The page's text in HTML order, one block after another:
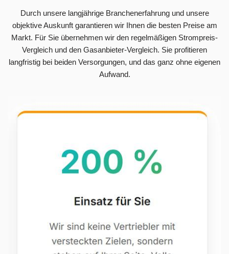
Durch unsere langjährige Branchenerfahrung und unsere
objektive Auskunft garantieren wir Ihnen die besten Preise am
Markt. Für Sie übernehmen wir den regelmäßigen Strompreis-
Vergleich und den Gasanbieter-Vergleich. Sie profitieren
langfristig bei beiden Versorgungen, und das ganz ohne eigenen
Aufwand.